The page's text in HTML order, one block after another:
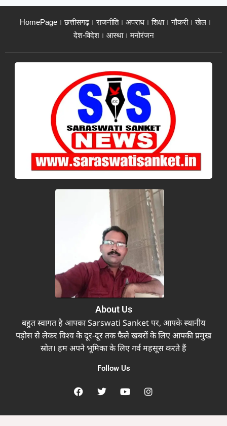
HomePage छत्तीसगढ़ राजनीति अपराध शिक्षा नौकरी
खेल
देश-विदेश
आस्था मनोरंजन
About Us
बहुत स्वागत है आपका Sarswati Sanket पर, आपके स्थानीय
पड़ोस से लेकर विश्व के दूर-दूर तक फैले खबरों के लिए आपकी प्रमुख
स्रोत। हम अपने भूमिका के लिए गर्व महसूस करते हैं
Follow Us